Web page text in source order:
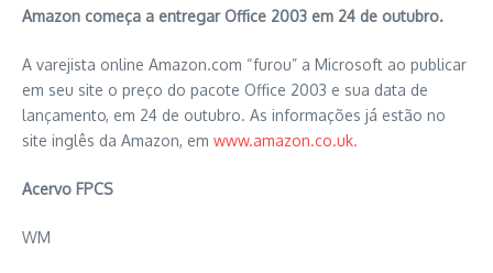
Amazon começa a entregar Office 2003 em 24 de outubro.
A varejista online Amazon.com “furou” a Microsoft ao publicar
em seu site o preço do pacote Office 2003 e sua data de
lançamento, em 24 de outubro. As informações já estão no
site inglês da Amazon, em www.amazon.co.uk.
Acervo FPCS
WM